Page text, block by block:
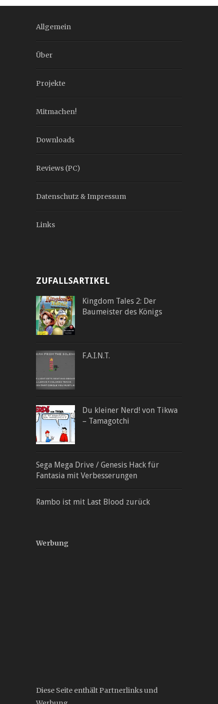
Allgemein
Über
Projekte
Mitmachen!
Downloads
Reviews (PC)
Datenschutz & Impressum
Links
ZUFALLSARTIKEL
Kingdom Tales 2: Der
Baumeister des Königs
F.A.I.N.T.
Du kleiner Nerd! von Tikwa
– Tamagotchi
Sega Mega Drive / Genesis Hack für
Fantasia mit Verbesserungen
Rambo ist mit Last Blood zurück
Werbung
Diese Seite enthält Partnerlinks und